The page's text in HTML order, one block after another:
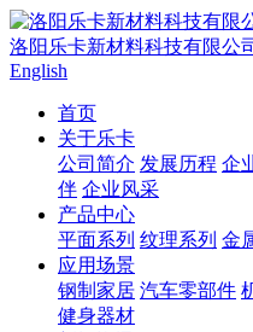
洛阳乐卡新材料科技有限公
English
首页
关于乐卡
公司简介 发展历程 企
伴 企业风采
产品中心
平面系列 纹理系列 金
应用场景
钢制家居 汽车零部件
健身器材